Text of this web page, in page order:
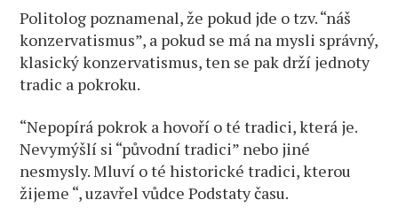
Politolog poznamenal, že pokud jde o tzv. “náš
konzervatismus”, a pokud se má na mysli správný,
klasický konzervatismus, ten se pak drží jednoty
tradic a pokroku.
“Nepopírá pokrok a hovoří o té tradici, která je.
Nevymýšlí si “původní tradici” nebo jiné
nesmysly. Mluví o té historické tradici, kterou
žijeme “, uzavřel vůdce Podstaty času.